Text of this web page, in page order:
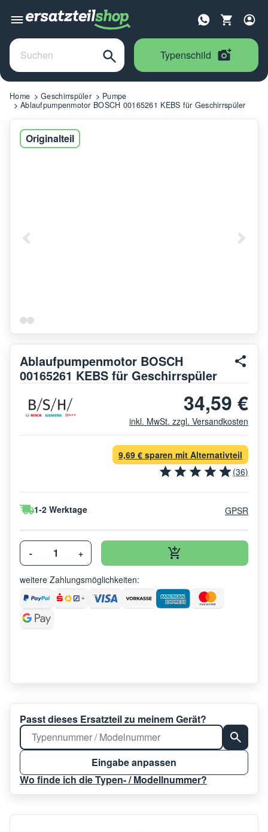
Typenschild
Home Geschirrspüler
Pumpe
Ablaufpumpenmotor BOSCH 00165261 KEBS für Geschirrspüler
Originalteil
Ablaufpumpenmotor BOSCH
00165261 KEBS für Geschirrspüler
34,59 €
inkl. MwSt. zzgl. Versandkosten
9,69 € sparen mit Alternativteil
(36)
1-2 Werktage GPSR
- +
weitere Zahlungsmöglichkeiten:
Passt dieses Ersatzteil zu meinem Gerät?
Eingabe anpassen
Wo finde ich die Typen- / Modellnummer?